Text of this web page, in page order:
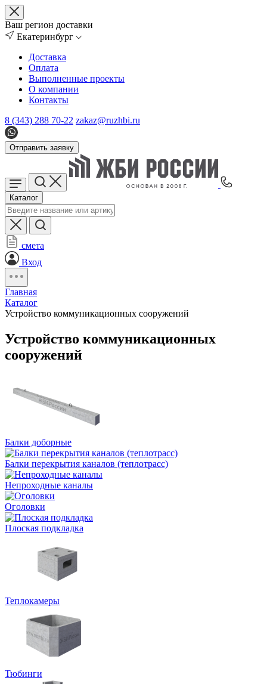
Ваш регион доставки
Екатеринбург
Доставка
Оплата
Выполненные проекты
О компании
Контакты
8 (343) 288 70-22 zakaz@ruzhbi.ru
Отправить заявку
Каталог
смета
Вход
Главная
Каталог
Устройство коммуникационных сооружений
Устройство коммуникационных
сооружений
Балки доборные
Балки перекрытия каналов (теплотрасс)
Непроходные каналы
Оголовки
Плоская подкладка
Теплокамеры
Тюбинги